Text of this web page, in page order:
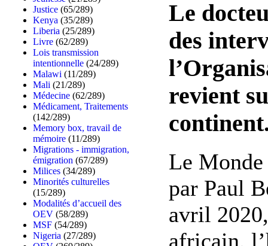
Justice (65/289)
Kenya (35/289)
Liberia (25/289)
Livre (62/289)
Lois transmission
intentionnelle (24/289)
Malawi (11/289)
Mali (21/289)
Médecine (62/289)
Médicament, Traitements
(142/289)
Memory box, travail de
mémoire (11/289)
Migrations - immigration,
émigration (67/289)
Milices (34/289)
Minorités culturelles
(15/289)
Modalités d’accueil des
OEV (58/289)
MSF (54/289)
Nigeria (27/289)
Le
des
revient
Le
par Paul
avril
africain,